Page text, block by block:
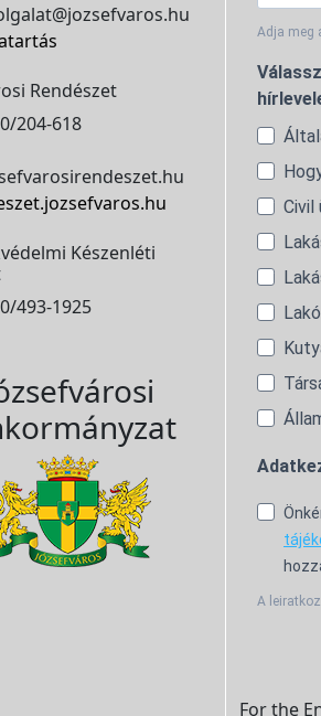
Rendészet
204-618
Készenléti
493-1925
Adja meg
Civil
A
For the